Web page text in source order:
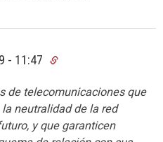
- 11:47
de telecomunicaciones que
neutralidad de la red
y que garanticen